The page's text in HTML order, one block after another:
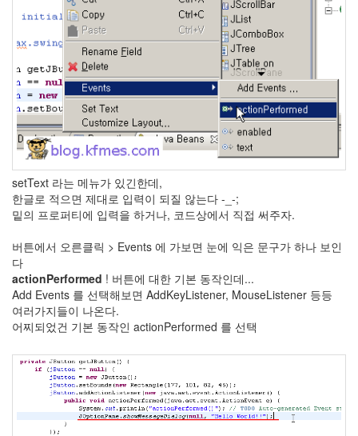
setText 라는 메뉴가 있긴한데,
한글로 적으면 제대로 입력이 되질 않는다 -_-;
밑의 프로퍼티에 입력을 하거나, 코드상에서 직접 써주자.
버튼에서 오른클릭 > Events 에 가보면 눈에 익은 문구가 하나 보인
다
actionPerformed ! 버튼에 대한 기본 동작인데...
Add Events 를 선택해보면 AddKeyListener, MouseListener 등등
여러가지들이 나온다.
어찌되었건 기본 동작인 actionPerformed 를 선택